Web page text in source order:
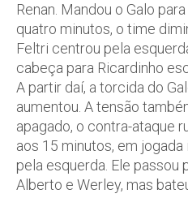
Renan. Mandou o Galo
quatro minutos, o time
Feltri centrou pela
cabeça para Ricardinho
A partir daí, a torcida do
aumentou. A tensão
apagado, o contra-ataque
aos 15 minutos, em
pela esquerda. Ele passou
Alberto e Werley, mas